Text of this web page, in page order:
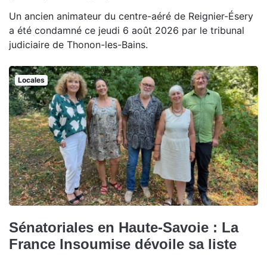
Un ancien animateur du centre-aéré de Reignier-Ésery
a été condamné ce jeudi 6 août 2026 par le tribunal
judiciaire de Thonon-les-Bains.
Locales
Sénatoriales en Haute-Savoie : La
France Insoumise dévoile sa liste